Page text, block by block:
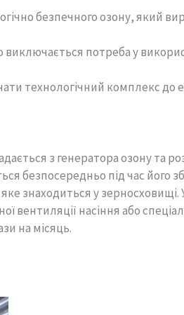
безпечного озону, який
потреба у
технологічний комплекс до
з генератора озону та
безпосередньо під час його
знаходиться у зерносховищі.
вентиляції насіння або
на місяць.